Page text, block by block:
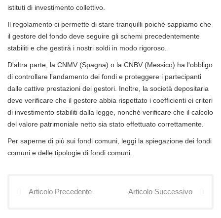
istituti di investimento collettivo.
Il regolamento ci permette di stare tranquilli poiché sappiamo che
il gestore del fondo deve seguire gli schemi precedentemente
stabiliti e che gestirà i nostri soldi in modo rigoroso.
D'altra parte, la CNMV (Spagna) o la CNBV (Messico) ha l'obbligo
di controllare l'andamento dei fondi e proteggere i partecipanti
dalle cattive prestazioni dei gestori. Inoltre, la società depositaria
deve verificare che il gestore abbia rispettato i coefficienti ei criteri
di investimento stabiliti dalla legge, nonché verificare che il calcolo
del valore patrimoniale netto sia stato effettuato correttamente.
Per saperne di più sui fondi comuni, leggi la spiegazione dei fondi
comuni e delle tipologie di fondi comuni.
Articolo Precedente Articolo Successivo